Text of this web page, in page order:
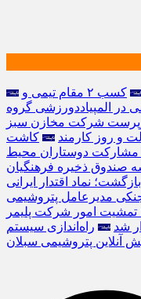
کسب ۲ مقام تیمی و
در المپیاددورزشی گروه
شركت مخازن سبز
و روز كارمند
کاشت
مشارکت دوستاران محیط
صندوق ذخیره فرهنگیان
نماد اقتدار ایرانی
مدیرعامل پتروشیمی
تمشیت امور شرکت پلیمر
شد
راه‌اندازی سیستم
آنلاین پتروشیمی سبلان